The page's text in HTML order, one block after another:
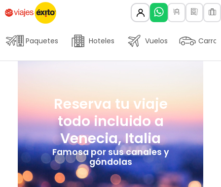
Paquetes Hoteles Vuelos Carros
Reserva tu viaje
todo incluido a
Venecia, Italia
Famosa por sus canales y
góndolas